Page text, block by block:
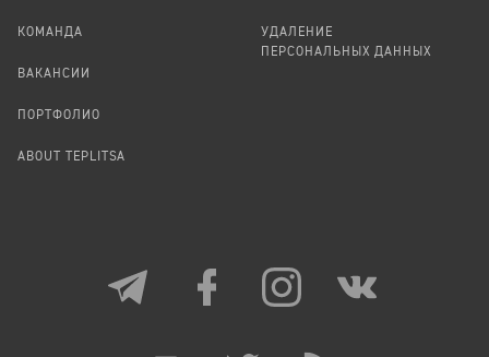
КОМАНДА
ВАКАНСИИ
ПОРТФОЛИО
ABOUT TEPLITSA
УДАЛЕНИЕ
ПЕРСОНАЛЬНЫХ ДАННЫХ